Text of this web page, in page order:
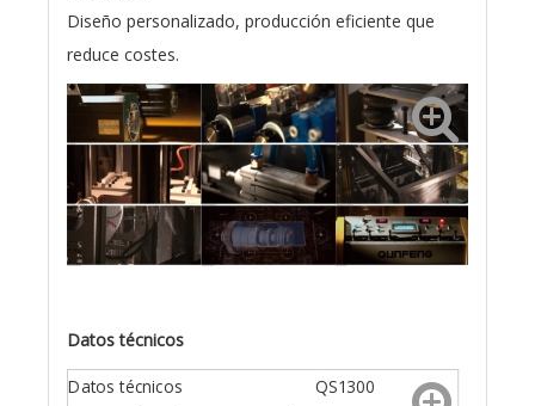
Diseño personalizado, producción eficiente que
reduce costes.
Datos técnicos
Datos técnicos QS1300